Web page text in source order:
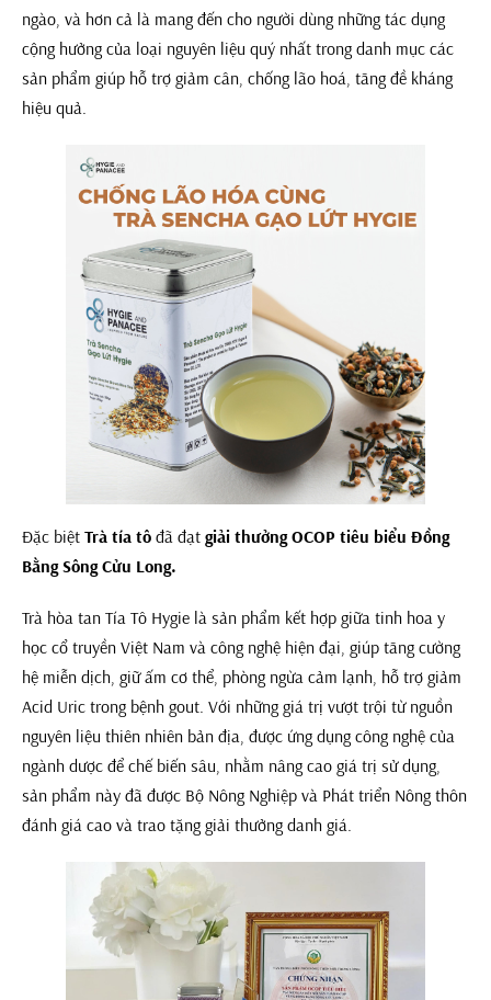
ngào, và hơn cả là mang đến cho người dùng những tác dụng
cộng hưởng của loại nguyên liệu quý nhất trong danh mục các
sản phẩm giúp hỗ trợ giảm cân, chống lão hoá, tăng đề kháng
hiệu quả.
Đặc biệt Trà tía tô đã đạt giải thưởng OCOP tiêu biểu Đồng
Bằng Sông Cửu Long.
Trà hòa tan Tía Tô Hygie là sản phẩm kết hợp giữa tinh hoa y
học cổ truyền Việt Nam và công nghệ hiện đại, giúp tăng cường
hệ miễn dịch, giữ ấm cơ thể, phòng ngừa cảm lạnh, hỗ trợ giảm
Acid Uric trong bệnh gout. Với những giá trị vượt trội từ nguồn
nguyên liệu thiên nhiên bản địa, được ứng dụng công nghệ của
ngành dược để chế biến sâu, nhằm nâng cao giá trị sử dụng,
sản phẩm này đã được Bộ Nông Nghiệp và Phát triển Nông thôn
đánh giá cao và trao tặng giải thưởng danh giá.